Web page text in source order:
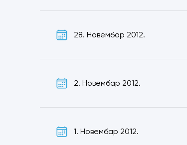
28. Новембар 2012.
2. Новембар 2012.
1. Новембар 2012.